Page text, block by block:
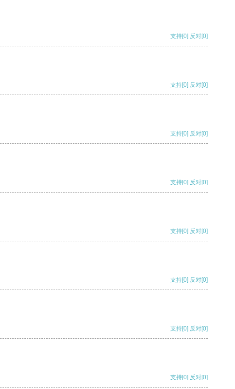
支持[0] 反对[0]
支持[0] 反对[0]
支持[0] 反对[0]
支持[0] 反对[0]
支持[0] 反对[0]
支持[0] 反对[0]
支持[0] 反对[0]
支持[0] 反对[0]